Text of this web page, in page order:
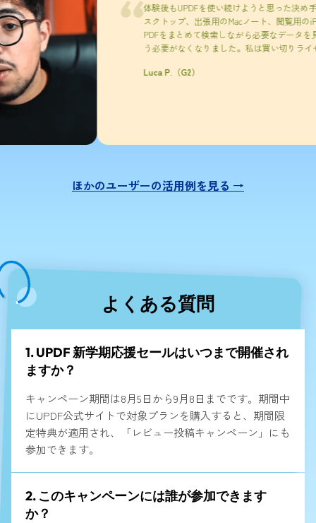
体験後もUPDFを使い続けようと思った決め手は、ク
スクトップ、出張用のMacノート、閲覧用のiPad、簡
PDFをまとめて検索しながら必要なデータを見つけた
う必要がなくなりました。私は買い切りライセンスを
Luca P.（G2）
ほかのユーザーの活用例を見る →
よくある質問
1. UPDF 新学期応援セールはいつまで開催され
ますか？
キャンペーン期間は8月5日から9月8日までです。期間中
にUPDF公式サイトで対象プランを購入すると、期間限
定特典が適用され、「レビュー投稿キャンペーン」にも
参加できます。
2. このキャンペーンには誰が参加できます
か？